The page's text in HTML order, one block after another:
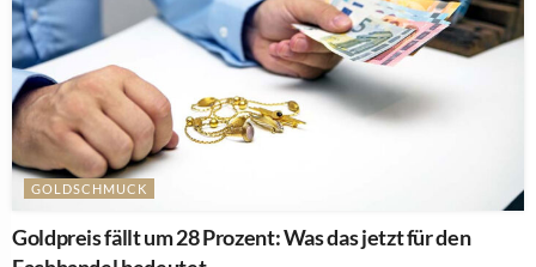
GOLDSCHMUCK
Goldpreis fällt um 28 Prozent: Was das jetzt für den